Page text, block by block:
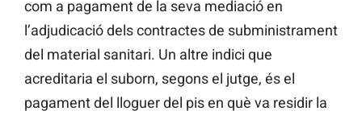
com a pagament de la seva mediació en
l’adjudicació dels contractes de subministrament
del material sanitari. Un altre indici que
acreditaria el suborn, segons el jutge, és el
pagament del lloguer del pis en què va residir la